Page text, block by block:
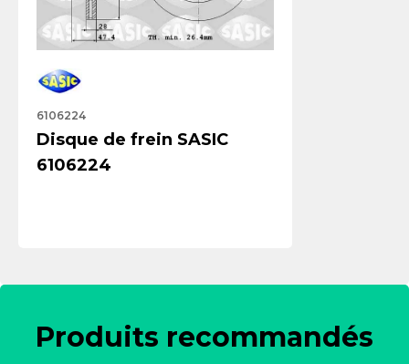
6106224
Disque de frein SASIC
6106224
Produits recommandés